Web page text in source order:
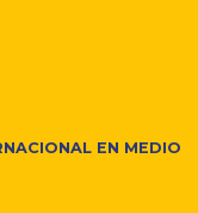
EN MEDIO